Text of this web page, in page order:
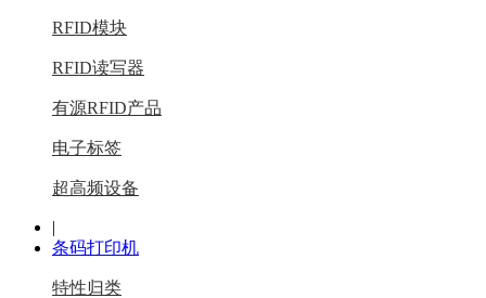
RFID模块
RFID读写器
有源RFID产品
电子标签
超高频设备
|
条码打印机
特性归类